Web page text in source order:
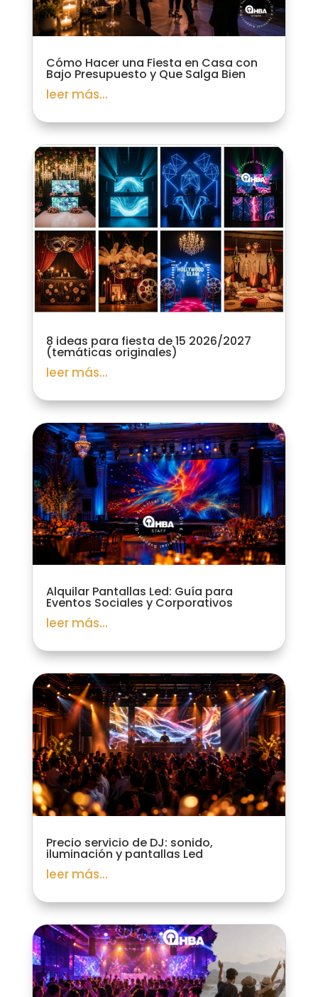
Cómo Hacer una Fiesta en Casa con
Bajo Presupuesto y Que Salga Bien
leer más...
8 ideas para fiesta de 15 2026/2027
(temáticas originales)
leer más...
Alquilar Pantallas Led: Guía para
Eventos Sociales y Corporativos
leer más...
Precio servicio de DJ: sonido,
iluminación y pantallas Led
leer más...